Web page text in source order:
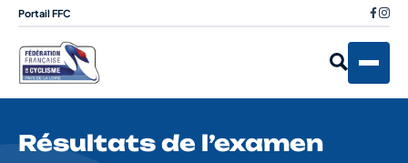
Portail FFC
Résultats de l’examen